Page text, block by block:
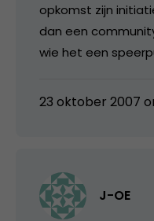
opkomst zijn
dan een
wie het een
23 oktober 2007
J-OE